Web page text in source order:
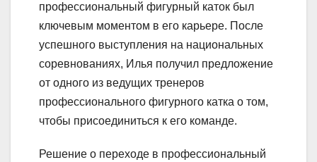
профессиональный фигурный каток был
ключевым моментом в его карьере. После
успешного выступления на национальных
соревнованиях, Илья получил предложение
от одного из ведущих тренеров
профессионального фигурного катка о том,
чтобы присоединиться к его команде.
Решение о переходе в профессиональный